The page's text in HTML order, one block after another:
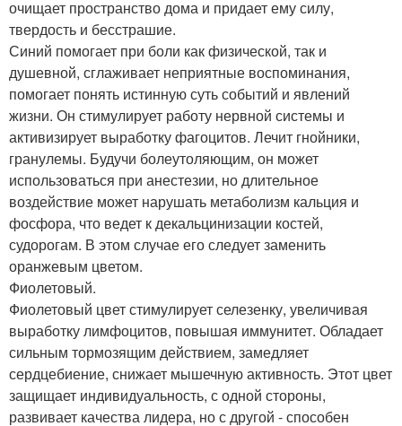
очищает пространство дома и придает ему силу,
твердость и бесстрашие.
Синий помогает при боли как физической, так и
душевной, сглаживает неприятные воспоминания,
помогает понять истинную суть событий и явлений
жизни. Он стимулирует работу нервной системы и
активизирует выработку фагоцитов. Лечит гнойники,
гранулемы. Будучи болеутоляющим, он может
использоваться при анестезии, но длительное
воздействие может нарушать метаболизм кальция и
фосфора, что ведет к декальцинизации костей,
судорогам. В этом случае его следует заменить
оранжевым цветом.
Фиолетовый.
Фиолетовый цвет стимулирует селезенку, увеличивая
выработку лимфоцитов, повышая иммунитет. Обладает
сильным тормозящим действием, замедляет
сердцебиение, снижает мышечную активность. Этот цвет
защищает индивидуальность, с одной стороны,
развивает качества лидера, но с другой - способен